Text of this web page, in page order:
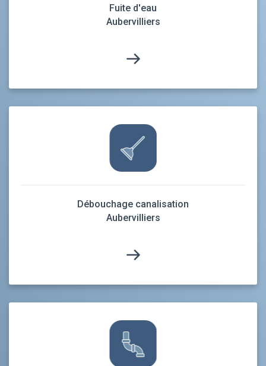
Fuite d'eau
Aubervilliers
Débouchage canalisation
Aubervilliers